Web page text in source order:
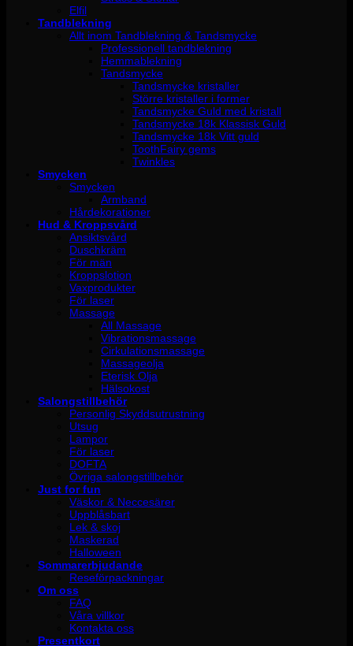
Elfil
Tandblekning
Allt inom Tandblekning & Tandsmycke
Professionell tandblekning
Hemmablekning
Tandsmycke
Tandsmycke kristaller
Större kristaller i former
Tandsmycke Guld med kristall
Tandsmycke 18k Klassisk Guld
Tandsmycke 18k Vitt guld
ToothFairy gems
Twinkles
Smycken
Smycken
Armband
Hårdekorationer
Hud & Kroppsvård
Ansiktsvård
Duschkräm
För män
Kroppslotion
Vaxprodukter
För laser
Massage
All Massage
Vibrationsmassage
Cirkulationsmassage
Massageolja
Eterisk Olja
Hälsokost
Salongstillbehör
Personlig Skyddsutrustning
Utsug
Lampor
För laser
DOFTA
Övriga salongstillbehör
Just for fun
Väskor & Neccesärer
Uppblåsbart
Lek & skoj
Maskerad
Halloween
Sommarerbjudande
Reseförpackningar
Om oss
FAQ
Våra villkor
Kontakta oss
Presentkort